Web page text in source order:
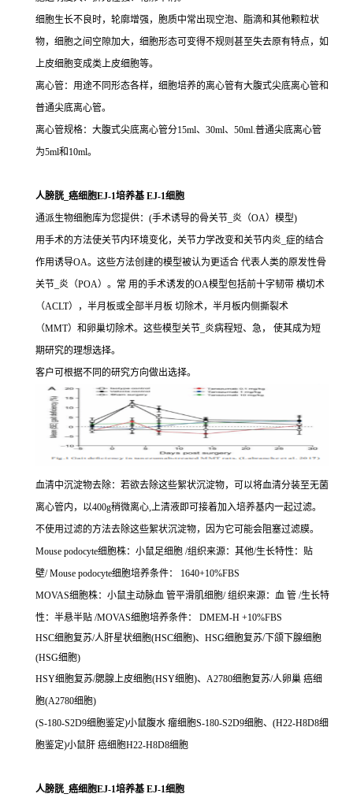
细胞生长不良时，轮廓增强，胞质中常出现空泡、脂滴和其他颗粒状
物，细胞之间空隙加大，细胞形态可变得不规则甚至失去原有特点，如
上皮细胞变成类上皮细胞等。
离心管：用途不同形态各样，细胞培养的离心管有大腹式尖底离心管和
普通尖底离心管。
离心管规格：大腹式尖底离心管分15ml、30ml、50ml.普通尖底离心管
为5ml和10ml。
人膀胱_癌细胞EJ-1培养基 EJ-1细胞
通派生物细胞库为您提供：(手术诱导的骨关节_炎（OA）模型)
用手术的方法使关节内环境变化，关节力学改变和关节内炎_症的结合
作用诱导OA。这些方法创建的模型被认为更适合 代表人类的原发性骨
关节_炎（POA）。常 用的手术诱发的OA模型包括前十字韧带 横切术
（ACLT），半月板或全部半月板 切除术，半月板内侧撕裂术
（MMT）和卵巢切除术。这些模型关节_炎病程短、急， 使其成为短
期研究的理想选择。
客户可根据不同的研究方向做出选择。
血清中沉淀物去除：若欲去除这些絮状沉淀物，可以将血清分装至无菌
离心管内，以400g稍微离心,上清液即可接着加入培养基内一起过滤。
不使用过滤的方法去除这些絮状沉淀物，因为它可能会阻塞过滤膜。
Mouse podocyte细胞株：小鼠足细胞 /组织来源：其他/生长特性：贴
壁/ Mouse podocyte细胞培养条件： 1640+10%FBS
MOVAS细胞株：小鼠主动脉血 管平滑肌细胞/ 组织来源：血 管 /生长特
性：半悬半贴 /MOVAS细胞培养条件： DMEM-H +10%FBS
HSC细胞复苏/人肝星状细胞(HSC细胞)、HSG细胞复苏/下颌下腺细胞
(HSG细胞)
HSY细胞复苏/腮腺上皮细胞(HSY细胞)、A2780细胞复苏/人卵巢 癌细
胞(A2780细胞)
(S-180-S2D9细胞鉴定)小鼠腹水 瘤细胞S-180-S2D9细胞、(H22-H8D8细
胞鉴定)小鼠肝 癌细胞H22-H8D8细胞
人膀胱_癌细胞EJ-1培养基 EJ-1细胞